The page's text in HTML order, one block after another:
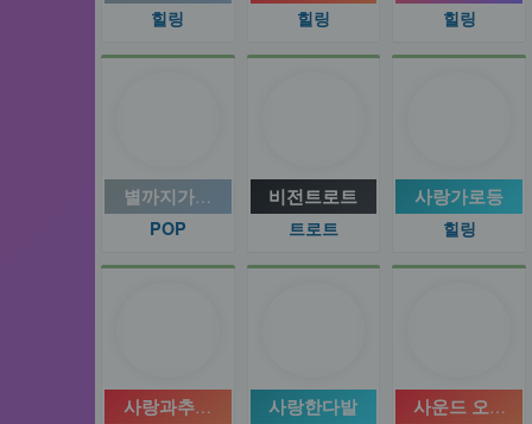
힐링 힐링 힐링
별까지가는배Blues방송
POP
비전트로트
트로트
사랑가로등
힐링
사랑과추억 뮤직여행사랑한다발 사운드 오브